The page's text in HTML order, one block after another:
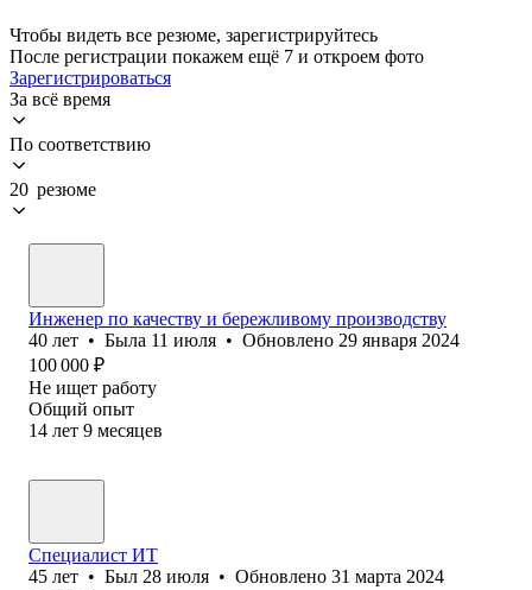
Чтобы видеть все резюме, зарегистрируйтесь
После регистрации покажем ещё 7 и откроем фото
Зарегистрироваться
За всё время
По соответствию
20 резюме
Инженер по качеству и бережливому производству
40 лет • Была 11 июля • Обновлено 29 января 2024
100 000 ₽
Не ищет работу
Общий опыт
14 лет 9 месяцев
Специалист ИТ
45 лет • Был 28 июля • Обновлено 31 марта 2024